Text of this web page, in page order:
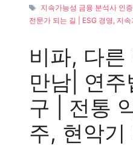
Tags
지속가능성 금융 분석사 인
전문가 되는 길 | ESG 경영, 지
비파, 다른
만남| 연주
구 | 전통
주, 현악기